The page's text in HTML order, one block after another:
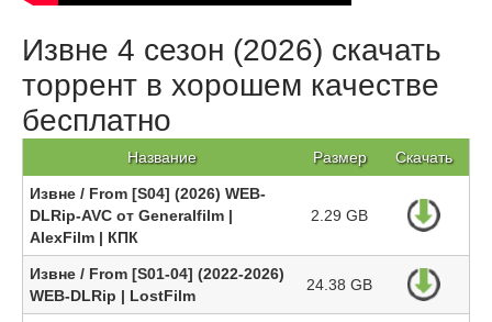
Извне 4 сезон (2026) скачать
торрент в хорошем качестве
бесплатно
Название Размер Скачать
Извне / From [S04] (2026) WEB-
DLRip-AVC от Generalfilm |
AlexFilm | КПК
2.29 GB
Извне / From [S01-04] (2022-2026)
WEB-DLRip | LostFilm
24.38 GB